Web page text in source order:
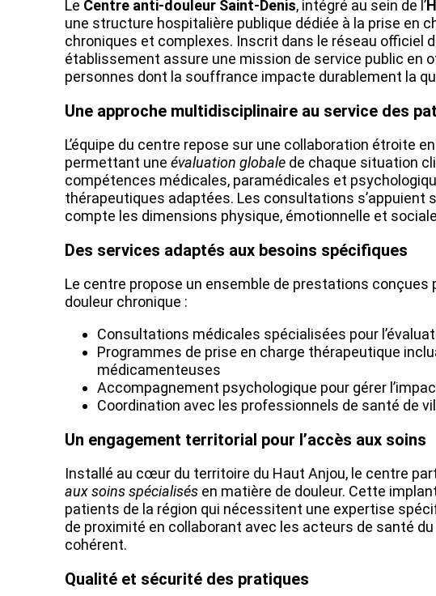
Le Centre anti-douleur Saint-Denis, intégré au sein de l’
une structure hospitalière publique dédiée à la prise en
chroniques et complexes. Inscrit dans le réseau officiel
établissement assure une mission de service public en
personnes dont la souffrance impacte durablement la
Une approche multidisciplinaire au service des
L’équipe du centre repose sur une collaboration étroite
permettant une évaluation globale de chaque situation
compétences médicales, paramédicales et
thérapeutiques adaptées. Les consultations s’appuient
compte les dimensions physique, émotionnelle et
Des services adaptés aux besoins spécifiques
Le centre propose un ensemble de prestations
douleur chronique :
Consultations médicales spécialisées pour
Programmes de prise en charge thérapeutique
médicamenteuses
Accompagnement psychologique pour gérer
Coordination avec les professionnels de santé de
Un engagement territorial pour l’accès aux soins
Installé au cœur du territoire du Haut Anjou, le centre
aux soins spécialisés en matière de douleur. Cette
patients de la région qui nécessitent une expertise
de proximité en collaborant avec les acteurs de santé
cohérent.
Qualité et sécurité des pratiques